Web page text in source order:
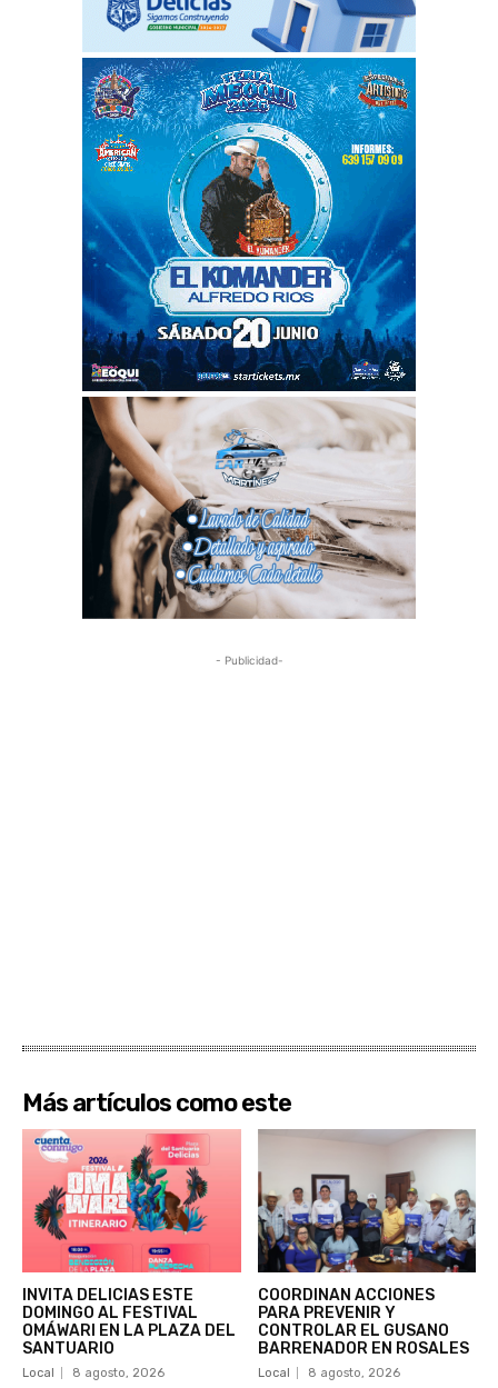
- Publicidad-
Más artículos como este
INVITA DELICIAS ESTE
DOMINGO AL FESTIVAL
OMÁWARI EN LA PLAZA DEL
SANTUARIO
Local 8 agosto, 2026
COORDINAN ACCIONES
PARA PREVENIR Y
CONTROLAR EL GUSANO
BARRENADOR EN ROSALES
Local 8 agosto, 2026